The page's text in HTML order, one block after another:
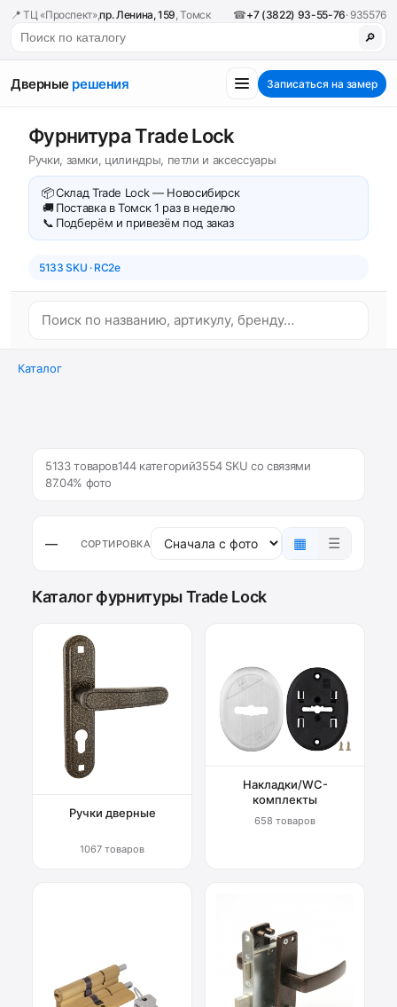
📍 ТЦ «Проспект»,пр. Ленина, 159, Томск ☎+7 (3822) 93-55-76· 935576
🔎
Дверные решения Записаться на замер
Фурнитура Trade Lock
Ручки, замки, цилиндры, петли и аксессуары
📦Склад Trade Lock — Новосибирск
🚚 Поставка в Томск 1 раз в неделю
📞 Подберём и привезём под заказ
5133 SKU · RC2e
Каталог
5133 товаров144 категорий3554 SKU со связями
87.04% фото
— СОРТИРОВКА ▦ ☰
Каталог фурнитуры Trade Lock
Ручки дверные
1067 товаров
Накладки/WC-
комплекты
658 товаров